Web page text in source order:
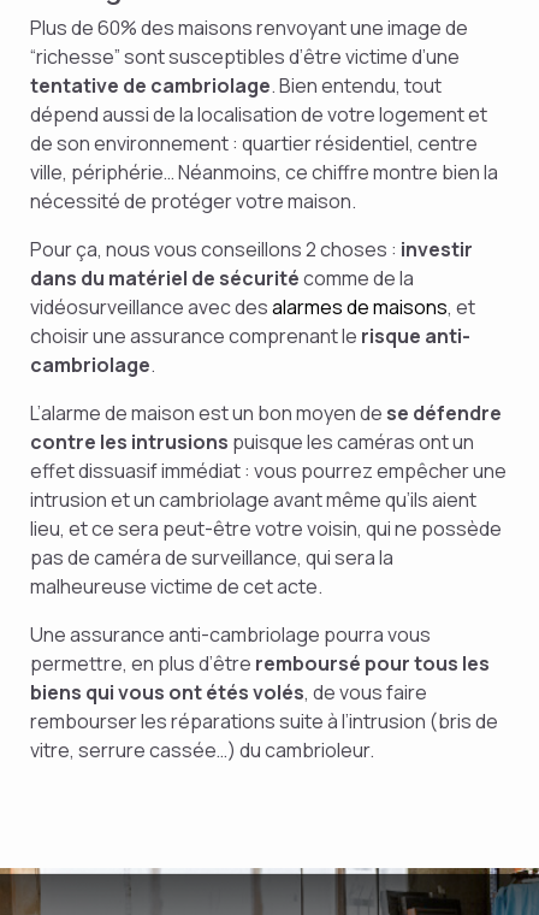
Plus de 60% des maisons renvoyant une image de
“richesse” sont susceptibles d’être victime d’une
tentative de cambriolage. Bien entendu, tout
dépend aussi de la localisation de votre logement et
de son environnement : quartier résidentiel, centre
ville, périphérie… Néanmoins, ce chiffre montre bien la
nécessité de protéger votre maison.
Pour ça, nous vous conseillons 2 choses : investir
dans du matériel de sécuritécomme de la
vidéosurveillance avec desalarmes de maisons, et
choisir une assurance comprenant le risque anti-
cambriolage.
L’alarme de maison est un bon moyen de se défendre
contre les intrusions puisque les caméras ont un
effet dissuasif immédiat : vous pourrez empêcher une
intrusion et un cambriolage avant même qu’ils aient
lieu, et ce sera peut-être votre voisin, qui ne possède
pas de caméra de surveillance, qui sera la
malheureuse victime de cet acte.
Une assurance anti-cambriolage pourra vous
permettre, en plus d’être remboursé pour tous les
biens qui vous ont étés volés, de vous faire
rembourser les réparations suite à l’intrusion (bris de
vitre, serrure cassée…) du cambrioleur.